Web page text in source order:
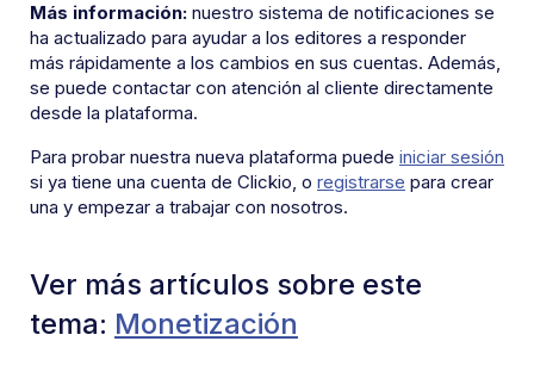
Más información: nuestro sistema de notificaciones se
ha actualizado para ayudar a los editores a responder
más rápidamente a los cambios en sus cuentas. Además,
se puede contactar con atención al cliente directamente
desde la plataforma.
Para probar nuestra nueva plataforma puede iniciar sesión
si ya tiene una cuenta de Clickio, o registrarse para crear
una y empezar a trabajar con nosotros.
Ver más artículos sobre este
tema: Monetización